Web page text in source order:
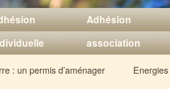
Adhésion
association
: un permis d’aménager